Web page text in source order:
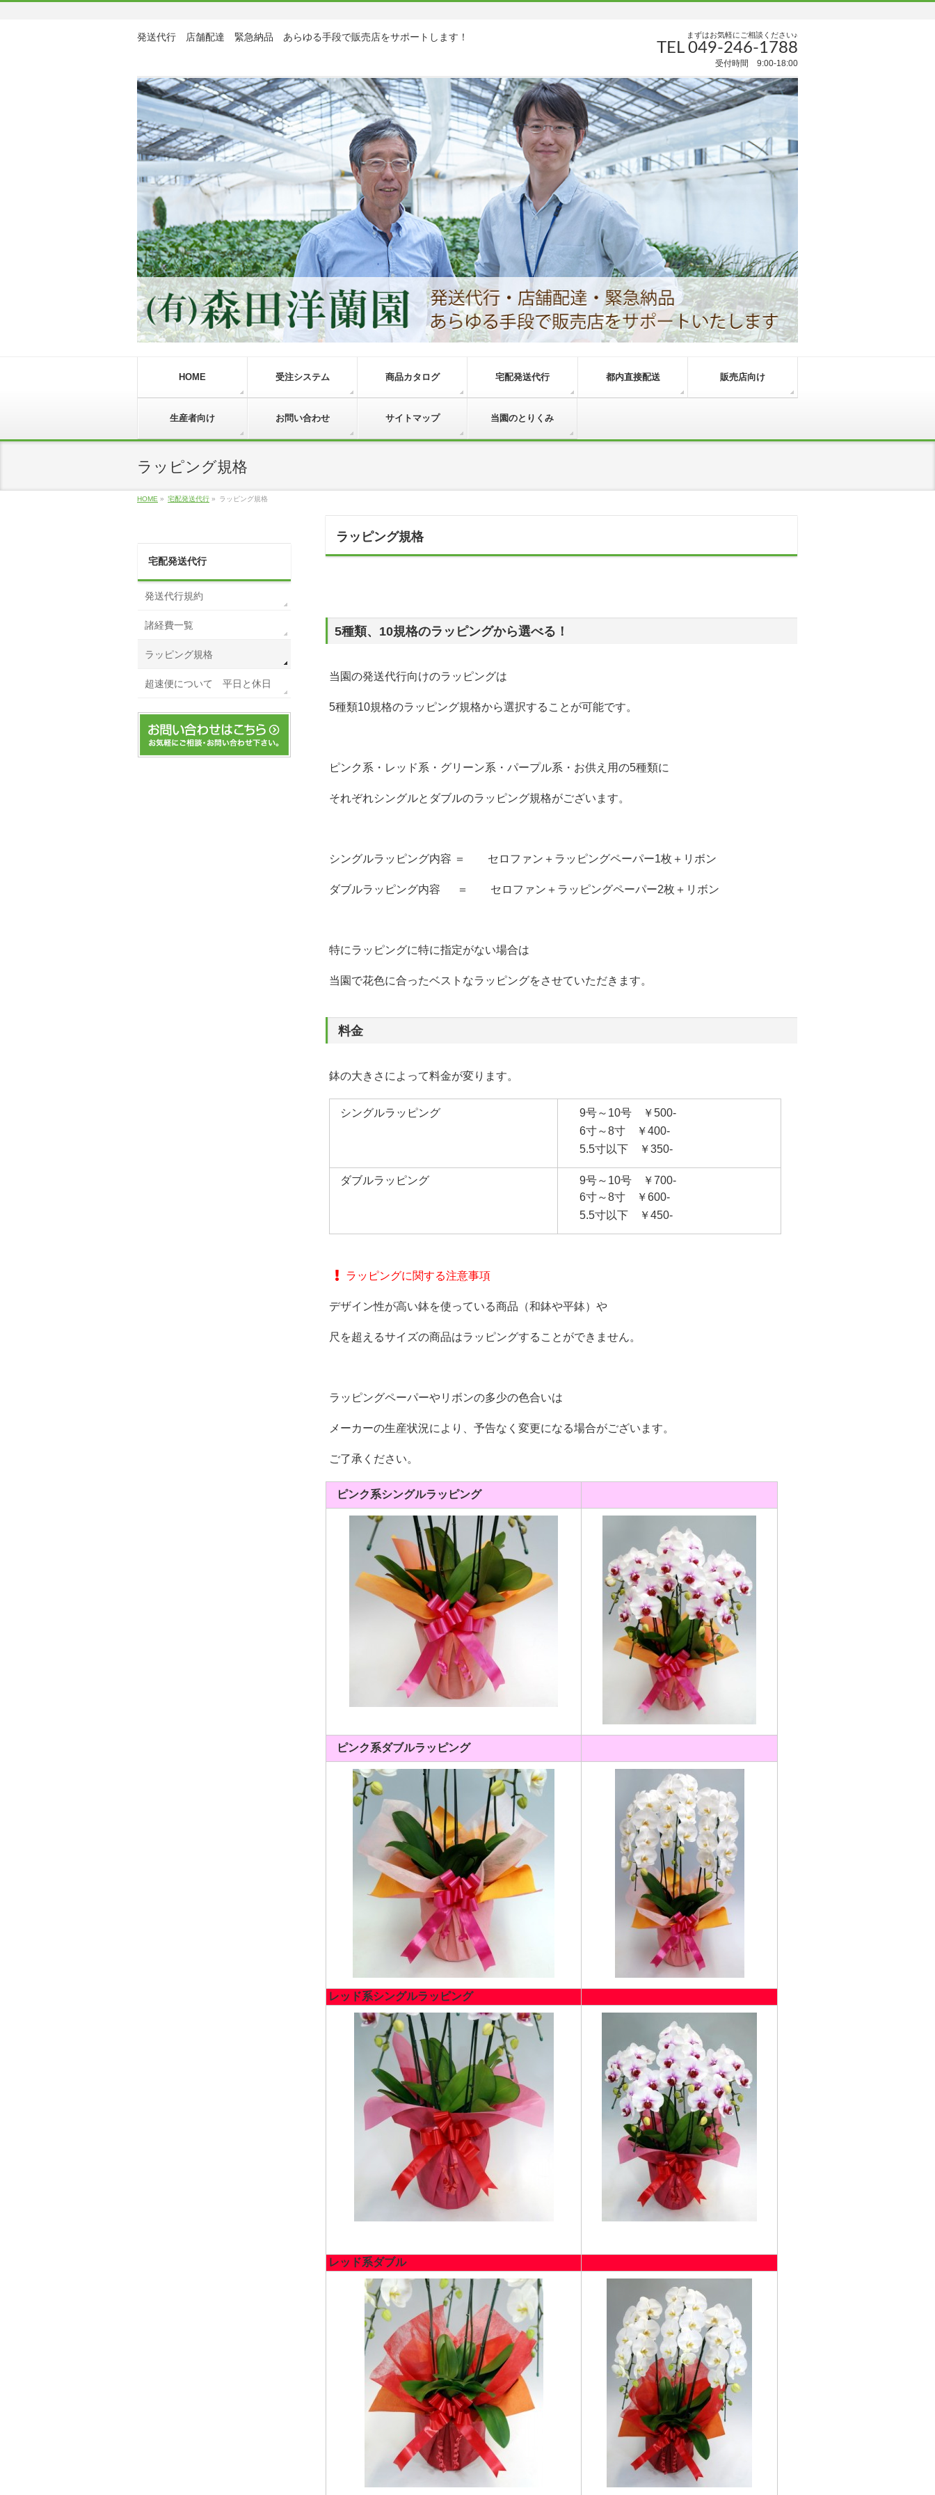
発送代行 店舗配達 緊急納品 あらゆる手段で販売店をサポートします！ まずはお気軽にご相談ください♪
TEL 049-246-1788
受付時間 9:00-18:00
HOME 受注システム 商品カタログ 宅配発送代行 都内直接配送 販売店向け
生産者向け お問い合わせ サイトマップ 当園のとりくみ
ラッピング規格
HOME » 宅配発送代行 » ラッピング規格
ラッピング規格
5種類、10規格のラッピングから選べる！
当園の発送代行向けのラッピングは
5種類10規格のラッピング規格から選択することが可能です。
ピンク系・レッド系・グリーン系・パープル系・お供え用の5種類に
それぞれシングルとダブルのラッピング規格がございます。
シングルラッピング内容 ＝ セロファン＋ラッピングペーパー1枚＋リボン
ダブルラッピング内容 ＝ セロファン＋ラッピングペーパー2枚＋リボン
特にラッピングに特に指定がない場合は
当園で花色に合ったベストなラッピングをさせていただきます。
料金
鉢の大きさによって料金が変ります。
シングルラッピング
9号～10号 ￥500-
6寸～8寸 ￥400-
5.5寸以下 ￥350-
ダブルラッピング
9号～10号 ￥700-
6寸～8寸 ￥600-
5.5寸以下 ￥450-
ラッピングに関する注意事項
デザイン性が高い鉢を使っている商品（和鉢や平鉢）や
尺を超えるサイズの商品はラッピングすることができません。
ラッピングペーパーやリボンの多少の色合いは
メーカーの生産状況により、予告なく 変更になる場合がございます。
ご了承ください。
ピンク系シングルラッピング
ピンク系ダブルラッピング
レッド系シングルラッピング
レッド系ダブル
宅配発送代行
発送代行規約
諸経費一覧
ラッピング規格
超速便について 平日と休日